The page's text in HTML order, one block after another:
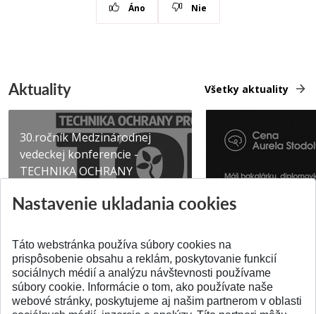
Áno Nie
Aktuality Všetky aktuality
30.ročník Medzinárodnej
vedeckej konferencie -
TECHNIKA OCHRANY
Pridané 03.08.2026 Pridané 07.07.2026
SPÄŤ NA VRCH
Nastavenie ukladania cookies
Táto webstránka používa súbory cookies na
prispôsobenie obsahu a reklám, poskytovanie funkcií
sociálnych médií a analýzu návštevnosti používame
súbory cookie. Informácie o tom, ako používate naše
webové stránky, poskytujeme aj našim partnerom v oblasti